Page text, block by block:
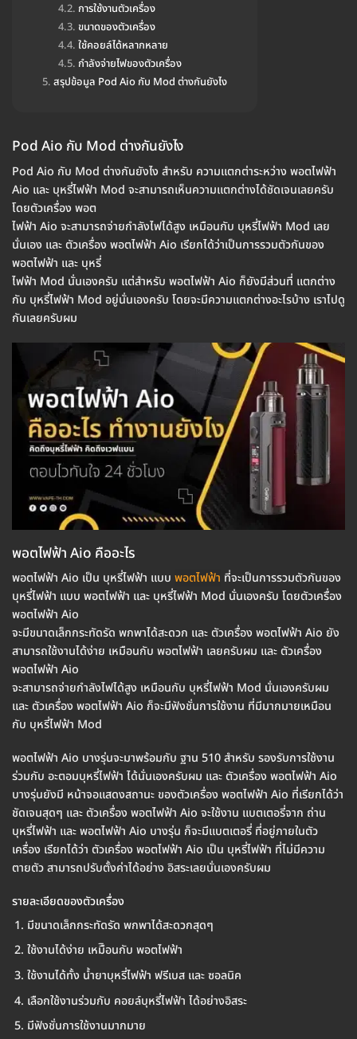
การใช้งานตัวเครื่อง
ขนาดของตัวเครื่อง
ใช้คอยล์ได้หลากหลาย
กำลังจ่ายไฟของตัวเครื่อง
สรุปข้อมูล Pod Aio กับ Mod ต่างกันยังไง
Pod Aio กับ Mod ต่างกันยังไง
Pod Aio กับ Mod ต่างกันยังไง สำหรับ ความแตกต่าระหว่าง พอตไฟฟ้า
Aio และ บุหรี่ไฟฟ้า Mod จะสามารถเห็นความแตกต่างได้ชัดเจนเลยครับ
โดยตัวเครื่อง พอต
ไฟฟ้า Aio จะสามารถจ่ายกำลังไฟได้สูง เหมือนกับ บุหรี่ไฟฟ้า Mod เลย
นั่นเอง และ ตัวเครื่อง พอตไฟฟ้า Aio เรียกได้ว่าเป็นการรวมตัวกันของ
พอตไฟฟ้า และ บุหรี่
ไฟฟ้า Mod นั่นเองครับ แต่สำหรับ พอตไฟฟ้า Aio ก็ยังมีส่วนที่ แตกต่าง
กับ บุหรี่ไฟฟ้า Mod อยู่นั่นเองครับ โดยจะมีความแตกต่างอะไรบ้าง เราไปดู
กันเลยครับผม
พอตไฟฟ้า Aio คืออะไร
พอตไฟฟ้า Aio เป็น บุหรี่ไฟฟ้า แบบ พอตไฟฟ้า ที่จะเป็นการรวมตัวกันของ
บุหรี่ไฟฟ้า แบบ พอตไฟฟ้า และ บุหรี่ไฟฟ้า Mod นั่นเองครับ โดยตัวเครื่อง
พอตไฟฟ้า Aio
จะมีขนาดเล็กกระทัดรัด พกพาได้สะดวก และ ตัวเครื่อง พอตไฟฟ้า Aio ยัง
สามารถใช้งานได้ง่าย เหมือนกับ พอตไฟฟ้า เลยครับผม และ ตัวเครื่อง
พอตไฟฟ้า Aio
จะสามารถจ่ายกำลังไฟได้สูง เหมือนกับ บุหรี่ไฟฟ้า Mod นั่นเองครับผม
และ ตัวเครื่อง พอตไฟฟ้า Aio ก็จะมีฟังชั่นการใช้งาน ที่มีมากมายเหมือน
กับ บุหรี่ไฟฟ้า Mod
พอตไฟฟ้า Aio บางรุ่นจะมาพร้อมกับ ฐาน 510 สำหรับ รองรับการใช้งาน
ร่วมกับ อะตอมบุหรี่ไฟฟ้า ได้นั่นเองครับผม และ ตัวเครื่อง พอตไฟฟ้า Aio
บางรุ่นยังมี หน้าจอแสดงสถานะ ของตัวเครื่อง พอตไฟฟ้า Aio ที่เรียกได้ว่า
ชัดเจนสุดๆ และ ตัวเครื่อง พอตไฟฟ้า Aio จะใช้งาน แบตเตอรี่จาก ถ่าน
บุหรี่ไฟฟ้า และ พอตไฟฟ้า Aio บางรุ่น ก็จะมีแบตเตอรี่ ที่อยู่ภายในตัว
เครื่อง เรียกได้ว่า ตัวเครื่อง พอตไฟฟ้า Aio เป็น บุหรี่ไฟฟ้า ที่ไม่มีความ
ตายตัว สามารถปรับตั้งค่าได้อย่าง อิสระเลยนั่นเองครับผม
รายละเอียดของตัวเครื่อง
มีขนาดเล็กกระทัดรัด พกพาได้สะดวกสุดๆ
ใช้งานได้ง่าย เหมืิอนกับ พอตไฟฟ้า
ใช้งานได้ทั้ง น้ำยาบุหรี่ไฟฟ้า ฟรีเบส และ ซอลนิค
เลือกใช้งานร่วมกับ คอยล์บุหรี่ไฟฟ้า ได้อย่างอิสระ
มีฟังชั่นการใช้งานมากมาย